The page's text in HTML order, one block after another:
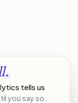
tells us
you say so.